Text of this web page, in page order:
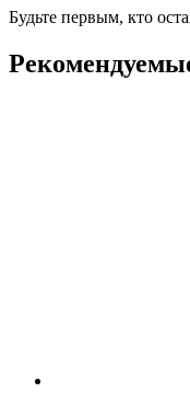
Будьте первым, кто